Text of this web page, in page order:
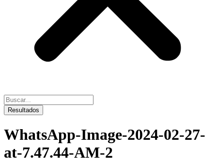
Search
...Resultados
WhatsApp-Image-2024-02-27-
at-7.47.44-AM-2